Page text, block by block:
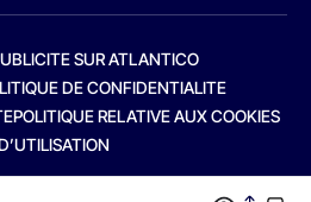
SUR ATLANTICO
DE CONFIDENTIALITE
POLITIQUE RELATIVE AUX COOKIES